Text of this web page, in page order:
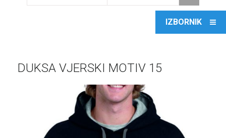
DUKSA VJERSKI MOTIV 15